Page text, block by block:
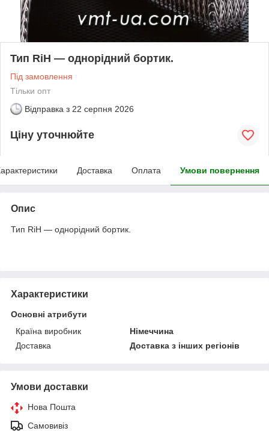
Тип RiH — однорідний бортик.
Під замовлення
Тільки опт
Відправка з 22 серпня 2026
Ціну уточнюйте
Доставка Оплата Умови повернення
Опис
Тип RiH — однорідний бортик.
Характеристики
Основні атрибути
Країна виробник
Німеччина
Доставка
Доставка з інших регіонів
Умови доставки
Нова Пошта
Самовивіз